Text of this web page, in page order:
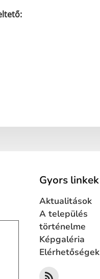
szövege...
Gyors linkek
Aktualitások
A település
történelme
Képgaléria
Elérhetőségek